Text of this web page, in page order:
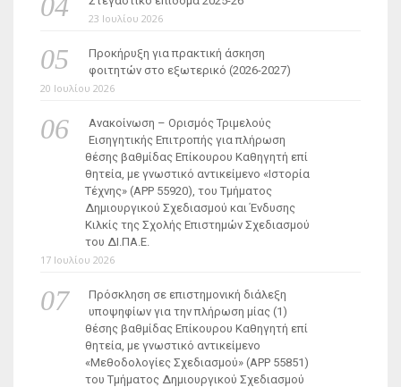
23 Ιουλίου 2026
Προκήρυξη για πρακτική άσκηση
φοιτητών στο εξωτερικό (2026-2027)
20 Ιουλίου 2026
Ανακοίνωση – Ορισμός Τριμελούς
Εισηγητικής Επιτροπής για πλήρωση
θέσης βαθμίδας Επίκουρου Καθηγητή επί
θητεία, με γνωστικό αντικείμενο «Ιστορία
Τέχνης» (ΑΡΡ 55920), του Τμήματος
Δημιουργικού Σχεδιασμού και Ένδυσης
Κιλκίς της Σχολής Επιστημών Σχεδιασμού
του ΔΙ.ΠΑ.Ε.
17 Ιουλίου 2026
Πρόσκληση σε επιστημονική διάλεξη
υποψηφίων για την πλήρωση μίας (1)
θέσης βαθμίδας Επίκουρου Καθηγητή επί
θητεία, με γνωστικό αντικείμενο
«Μεθοδολογίες Σχεδιασμού» (ΑΡΡ 55851)
του Τμήματος Δημιουργικού Σχεδιασμού